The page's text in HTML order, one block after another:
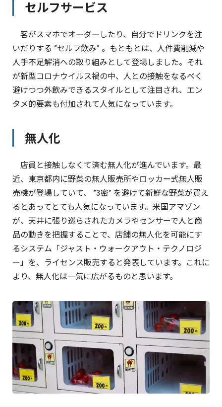
セルフサービス
客がスマホでオーダーしたり、自分でドリンクを注
いだりする ”セルフ飲み” 。もともとは、人件費削減や
人手不足解消への取り組みとして登場しました。それ
が新型コロナウイルス禍の中、人との接触をなるべく
避けつつ外飲みできるスタイルとして注目され、エン
タメ的要素も付加されて人気になっています。
無人化
店員と接触しなくて済む無人化が進んでいます。最
近、東京都内に野菜の無人販売所やロッカー式無人販
売機が登場していて、 ”3密” を避けて新鮮な野菜が買え
るとあってとても人気になっています。米国アマゾン
が、天井に張り巡らされたカメラやセンサーで人と商
品の動きを把握することで、店舗の無人化を可能にす
るシステム「ジャスト・ウォークアウト・テクノロジ
ー」を、ライセンス販売すると発表しています。これに
より、無人化は一気に広がるものと思います。